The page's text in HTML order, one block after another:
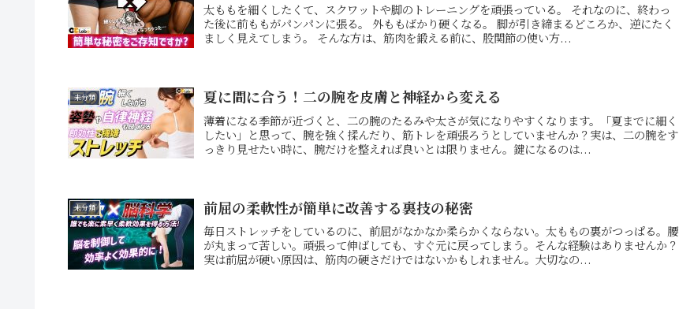
太ももを細くしたくて、スクワットや脚のトレーニングを頑張っている。 それなのに、終わっ
た後に前ももがパンパンに張る。 外ももばかり硬くなる。 脚が引き締まるどころか、逆にたく
ましく見えてしまう。 そんな方は、筋肉を鍛える前に、股関節の使い方...
未分類 夏に間に合う！二の腕を皮膚と神経から変える
薄着になる季節が近づくと、二の腕のたるみや太さが気になりやすくなります。「夏までに細く
したい」と思って、腕を強く揉んだり、筋トレを頑張ろうとしていませんか？実は、二の腕をす
っきり見せたい時に、腕だけを整えれば良いとは限りません。鍵になるのは...
未分類 前屈の柔軟性が簡単に改善する裏技の秘密
毎日ストレッチをしているのに、前屈がなかなか柔らかくならない。太ももの裏がつっぱる。腰
が丸まって苦しい。頑張って伸ばしても、すぐ元に戻ってしまう。そんな経験はありませんか？
実は前屈が硬い原因は、筋肉の硬さだけではないかもしれません。大切なの...